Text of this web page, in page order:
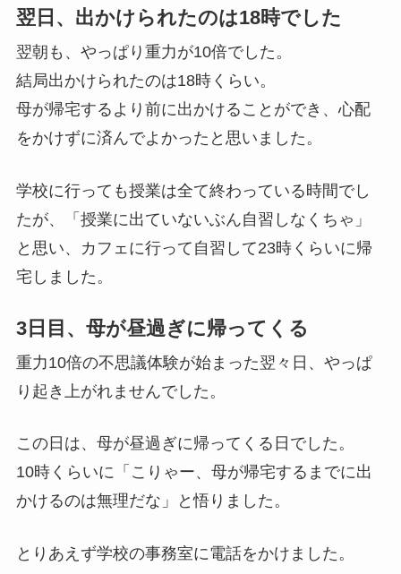
翌日、出かけられたのは18時でした
翌朝も、やっぱり重力が10倍でした。
結局出かけられたのは18時くらい。
母が帰宅するより前に出かけることができ、心配
をかけずに済んでよかったと思いました。
学校に行っても授業は全て終わっている時間でし
たが、「授業に出ていないぶん自習しなくちゃ」
と思い、カフェに行って自習して23時くらいに帰
宅しました。
3日目、母が昼過ぎに帰ってくる
重力10倍の不思議体験が始まった翌々日、 やっぱ
り起き上がれませんでした 。
この日は、母が昼過ぎに帰ってくる日でした。
10時くらいに「こりゃー、母が帰宅するまでに出
かけるのは無理だな」と悟りました。
とりあえず学校の事務室に電話をかけました。